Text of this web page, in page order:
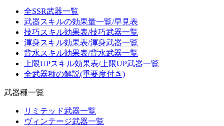
全SSR武器一覧
武器スキルの効果量一覧/早見表
技巧スキル効果表/技巧武器一覧
渾身スキル効果表/渾身武器一覧
背水スキル効果表/背水武器一覧
上限UPスキル効果表/上限UP武器一覧
全武器種の解説(重要度付き)
武器種一覧
リミテッド武器一覧
ヴィンテージ武器一覧